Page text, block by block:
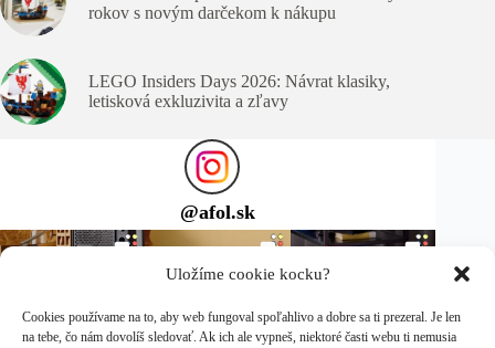
Uložíme cookie kocku?
Cookies používame na to, aby web fungoval spoľahlivo a dobre sa ti prezeral. Je len
na tebe, čo nám dovolíš sledovať. Ak ich ale vypneš, niektoré časti webu ti nemusia
rokov s novým darčekom k nákupu
LEGO Insiders Days 2026: Návrat klasiky,
letisková exkluzivita a zľavy
@afol.sk